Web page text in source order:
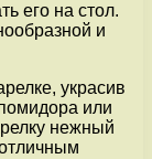
его на стол.
и
украсив
или
нежный